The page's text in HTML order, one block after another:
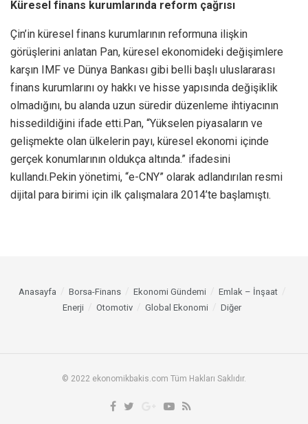
Küresel finans kurumlarında reform çağrısı
Çin’in küresel finans kurumlarının reformuna ilişkin
görüşlerini anlatan Pan, küresel ekonomideki değişimlere
karşın IMF ve Dünya Bankası gibi belli başlı uluslararası
finans kurumlarını oy hakkı ve hisse yapısında değişiklik
olmadığını, bu alanda uzun süredir düzenleme ihtiyacının
hissedildiğini ifade etti.Pan, “Yükselen piyasaların ve
gelişmekte olan ülkelerin payı, küresel ekonomi içinde
gerçek konumlarının oldukça altında.” ifadesini
kullandı.Pekin yönetimi, “e-CNY” olarak adlandırılan resmi
dijital para birimi için ilk çalışmalara 2014’te başlamıştı.
Anasayfa Borsa-Finans Ekonomi Gündemi
Emlak – İnşaat
Enerji
Otomotiv Global Ekonomi Diğer
© 2022 ekonomikbakis.com Tüm Hakları Saklıdır.